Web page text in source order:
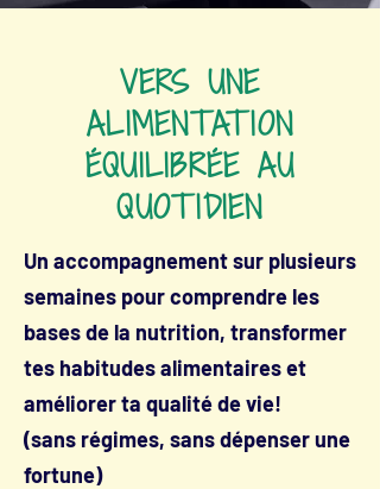
VERS UNE
ALIMENTATION
ÉQUILIBRÉE AU
QUOTIDIEN
Un accompagnement sur plusieurs
semaines pour comprendre les
bases de la nutrition, transformer
tes habitudes alimentaires et
améliorer ta qualité de vie!
(sans régimes, sans dépenser une
fortune)